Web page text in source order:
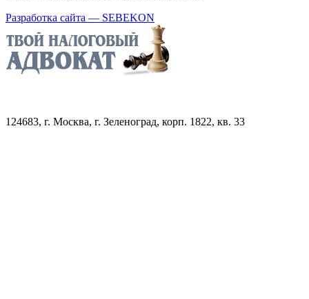
Разработка сайта — SEBEKON
124683, г. Москва, г. Зеленоград, корп. 1822, кв. 33